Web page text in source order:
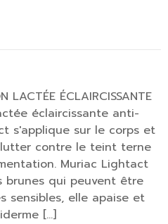
LACTÉE ÉCLAIRCISSANTE
éclaircissante anti-
s'applique sur le corps et
lutter contre le teint terne
Muriac Lightact
qui peuvent être
sensibles, elle apaise et
[…]